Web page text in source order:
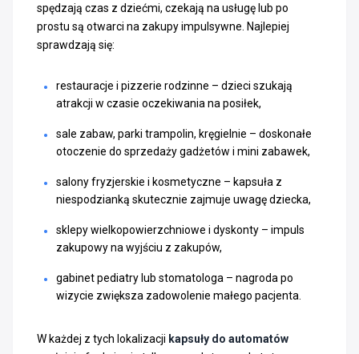
spędzają czas z dziećmi, czekają na usługę lub po
prostu są otwarci na zakupy impulsywne. Najlepiej
sprawdzają się:
restauracje i pizzerie rodzinne – dzieci szukają
atrakcji w czasie oczekiwania na posiłek,
sale zabaw, parki trampolin, kręgielnie – doskonałe
otoczenie do sprzedaży gadżetów i mini zabawek,
salony fryzjerskie i kosmetyczne – kapsuła z
niespodzianką skutecznie zajmuje uwagę dziecka,
sklepy wielkopowierzchniowe i dyskonty – impuls
zakupowy na wyjściu z zakupów,
gabinet pediatry lub stomatologa – nagroda po
wizycie zwiększa zadowolenie małego pacjenta.
W każdej z tych lokalizacji kapsuły do automatów